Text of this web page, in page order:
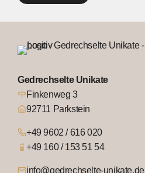
Gedrechselte Unikate
Finkenweg 3
92711 Parkstein
+49 9602 / 616 020
+49 160 / 153 51 54
info@gedrechselte-unikate.de